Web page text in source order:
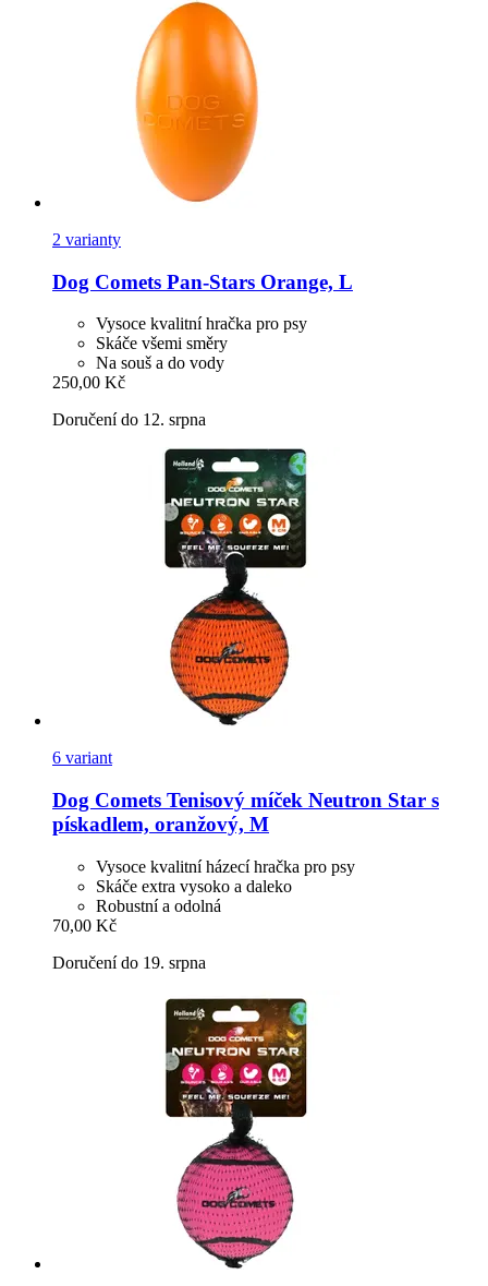
2 varianty
Dog Comets Pan-​Stars Orange, L
Vysoce kvalitní hračka pro psy
Skáče všemi směry
Na souš a do vody
250,00 Kč
Doručení do 12. srpna
6 variant
Dog Comets Tenisový míček Neutron Star s
pískadlem, oranžový, M
Vysoce kvalitní házecí hračka pro psy
Skáče extra vysoko a daleko
Robustní a odolná
70,00 Kč
Doručení do 19. srpna